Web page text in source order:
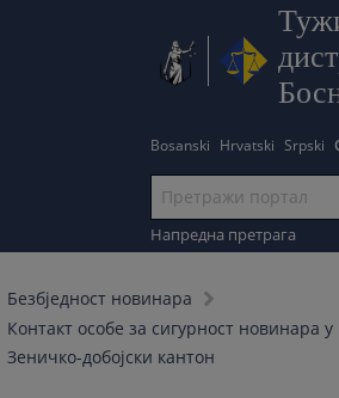
Bosanski Hrvatski Srpski
Напредна претрага
Безбjедност новинара
Контакт особе за сигурност новинара
Зеничко-добојски кантон